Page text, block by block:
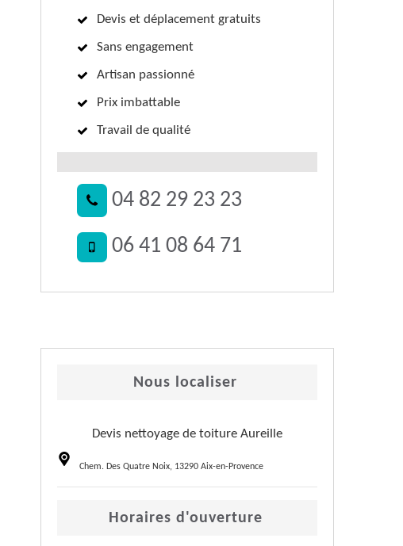
Devis et déplacement gratuits
Sans engagement
Artisan passionné
Prix imbattable
Travail de qualité
04 82 29 23 23
06 41 08 64 71
Nous localiser
Devis nettoyage de toiture Aureille
Chem. Des Quatre Noix, 13290 Aix-en-Provence
Horaires d'ouverture